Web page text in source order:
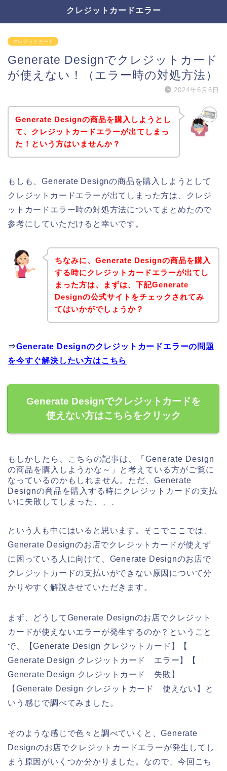
クレジットカードエラー
クレジットカード
Generate Designでクレジットカード
が使えない！（エラー時の対処方法）
2024年6月6日
Generate Designの商品を購入しようとし
て、クレジットカードエラーが出てしまっ
た！という方はいませんか？
もしも、Generate Designの商品を購入しようとして
クレジットカードエラーが出てしまった方は、クレジ
ットカードエラー時の対処方法についてまとめたので
参考にしていただけると幸いです。
ちなみに、Generate Designの商品を購入
する時にクレジットカードエラーが出てし
まった方は、まずは、下記Generate
Designの公式サイトをチェックされてみ
てはいかがでしょうか？
⇒Generate Designのクレジットカードエラーの問題
を今すぐ解決したい方はこちら
Generate Designでクレジットカードを
使えない方はこちらをクリック
もしかしたら、こちらの記事は、「Generate Design
の商品を購入しようかな～」と考えている方がご覧に
なっているのかもしれません。ただ、Generate
Designの商品を購入する時にクレジットカードの支払
いに失敗してしまった、、、
という人も中にはいると思います。そこでここでは、
Generate Designのお店でクレジットカードが使えず
に困っている人に向けて、Generate Designのお店で
クレジットカードの支払いができない原因について分
かりやすく解説させていただきます。
まず、どうしてGenerate Designのお店でクレジット
カードが使えないエラーが発生するのか？ということ
で、【Generate Design クレジットカード】【
Generate Design クレジットカード エラー】【
Generate Design クレジットカード 失敗】
【Generate Design クレジットカード 使えない】と
いう感じで調べてみました。
そのような感じで色々と調べていくと、Generate
Designのお店でクレジットカードエラーが発生してし
まう原因がいくつか分かりました。なので、今回こち